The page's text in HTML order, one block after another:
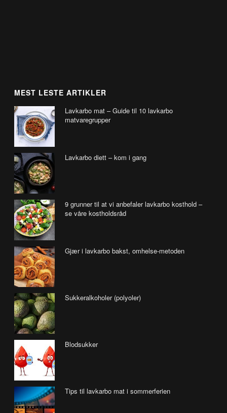
MEST LESTE ARTIKLER
Lavkarbo mat – Guide til 10 lavkarbo
matvaregrupper
Lavkarbo diett – kom i gang
9 grunner til at vi anbefaler lavkarbo kosthold –
se våre kostholdsråd
Gjær i lavkarbo bakst, omhelse-metoden
Sukkeralkoholer (polyoler)
Blodsukker
Tips til lavkarbo mat i sommerferien